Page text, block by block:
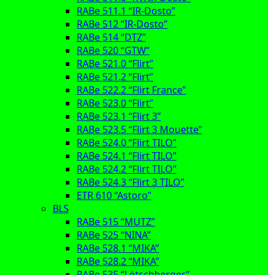
RABe 511.1 “IR-Dosto”
RABe 512 “IR-Dosto”
RABe 514 “DTZ”
RABe 520 “GTW”
RABe 521.0 “Flirt”
RABe 521.2 “Flirt”
RABe 522.2 “Flirt France”
RABe 523.0 “Flirt”
RABe 523.1 “Flirt 3”
RABe 523.5 “Flirt 3 Mouette”
RABe 524.0 “Flirt TILO”
RABe 524.1 “Flirt TILO”
RABe 524.2 “Flirt TILO”
RABe 524.3 “Flirt 3 TILO”
ETR 610 “Astoro”
BLS
RABe 515 “MUTZ”
RABe 525 “NINA”
RABe 528.1 “MIKA”
RABe 528.2 “MIKA”